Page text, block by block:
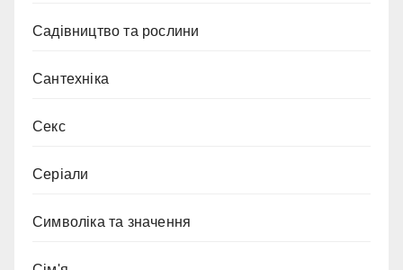
Садівництво та рослини
Сантехніка
Секс
Серіали
Символіка та значення